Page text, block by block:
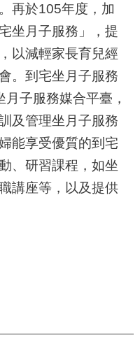
再於105年度，加
坐月子服務」，提
以減輕家長育兒經
。到宅坐月子服務
子服務媒合平臺，
及管理坐月子服務
能享受優質的到宅
、研習課程，如坐
講座等，以及提供